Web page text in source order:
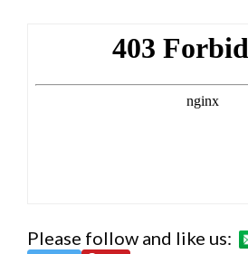
Please follow and like us: